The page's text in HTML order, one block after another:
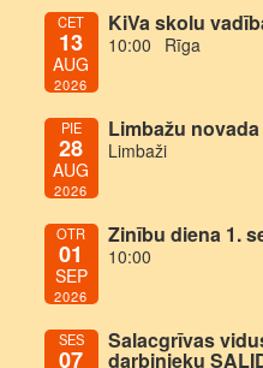
CET
13
AUG
2026
KiVa skolu
10:00 Rīga
PIE
28
AUG
2026
Limbažu
Limbaži
OTR
01
SEP
2026
Zinību diena 1.
10:00
SES
07
Salacgrīvas
darbinieku